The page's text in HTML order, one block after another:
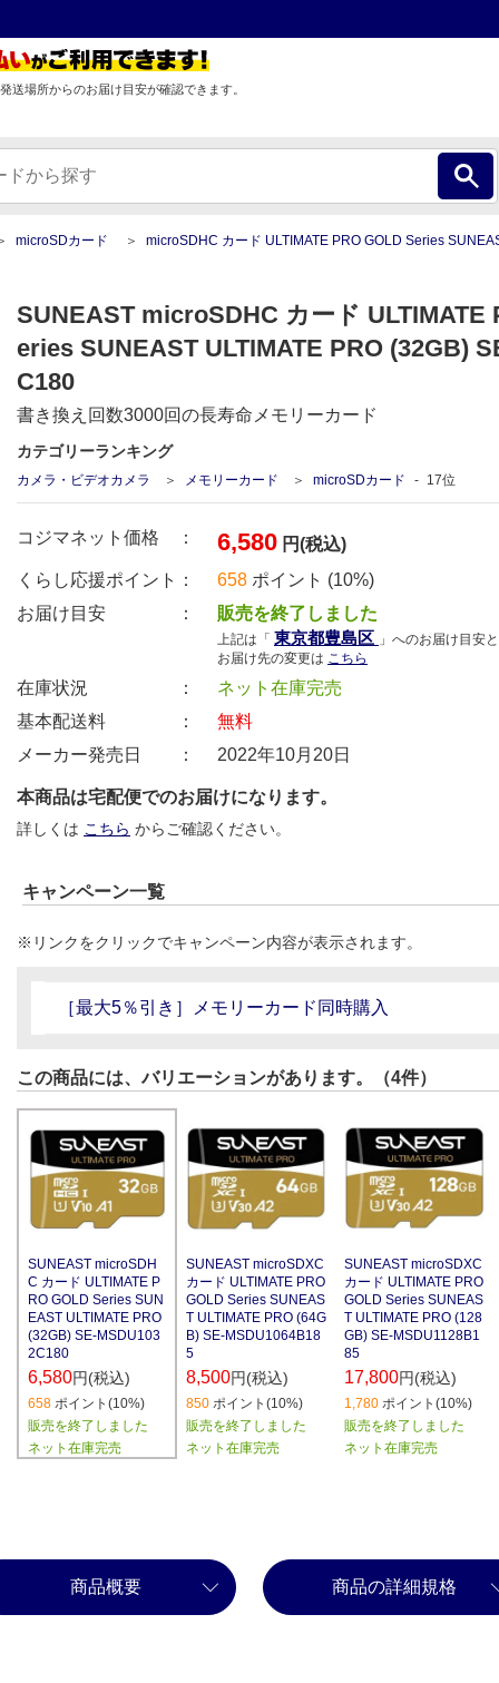
送場所からのお届け目安が確認できます。
microSDカード microSDHC カード ULTIMATE PRO GOLD Series SUNEAST ULTIMATE PRO
SUNEAST microSDHC カード ULTIMATE
eries SUNEAST ULTIMATE PRO (32GB)
C180
書き換え回数3000回の長寿命メモリーカード
カテゴリーランキング
カメラ・ビデオカメラ メモリーカード microSDカード 17位
コジマネット価格 ： 6,580 円(税込)
くらし応援ポイント：
658 ポイント (10%)
お届け目安 ：
販売を終了しました
上記は「 東京都豊島区 」へのお届け目安
お届け先の変更は こちら
在庫状況 ：
ネット在庫完売
基本配送料 ：
無料
メーカー発売日 ：
2022年10月20日
本商品は宅配便でのお届けになります。
詳しくは こちら からご確認ください。
キャンペーン一覧
※リンクをクリックでキャンペーン内容が表示されます。
［最大5％引き］メモリーカード同時購入
この商品には、バリエーションがあります。（4件）
SUNEAST microSDH
C カード ULTIMATE P
RO GOLD Series SUN
EAST ULTIMATE PRO
(32GB) SE-MSDU103
2C180
6,580円(税込)
658 ポイント(10%)
販売を終了しました
ネット在庫完売
SUNEAST microSDXC
カード ULTIMATE PRO
GOLD Series SUNEAS
T ULTIMATE PRO (64G
B) SE-MSDU1064B18
5
8,500円(税込)
850 ポイント(10%)
販売を終了しました
ネット在庫完売
SUNEAST microSDXC
カード ULTIMATE PRO
GOLD Series SUNEAS
T ULTIMATE PRO (128
GB) SE-MSDU1128B1
85
17,800円(税込)
1,780 ポイント(10%)
販売を終了しました
ネット在庫完売
商品概要 商品の詳細規格